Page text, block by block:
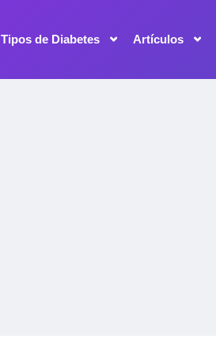
Tipos de Diabetes Artículos